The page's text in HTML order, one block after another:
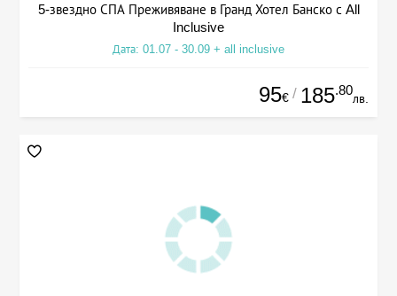
5-звездно СПА Преживяване в Гранд Хотел Банско с All
Inclusive
Дата: 01.07 - 30.09 + all inclusive
95€ / 185.80
лв.